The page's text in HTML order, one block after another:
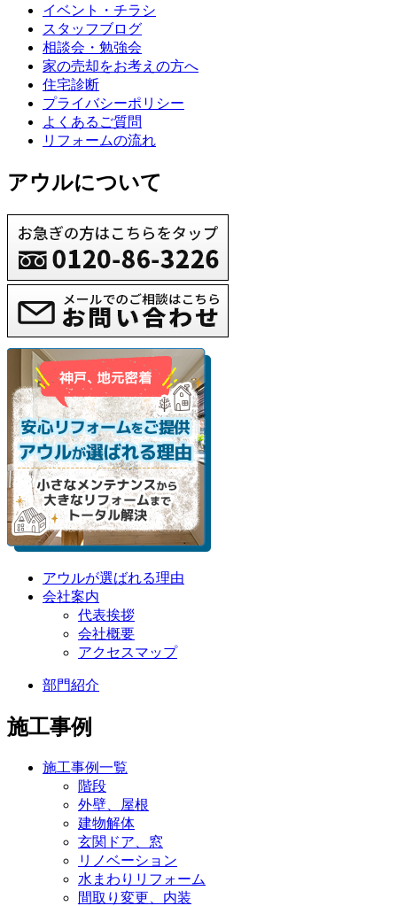
イベント・チラシ
スタッフブログ
相談会・勉強会
家の売却をお考えの方へ
住宅診断
プライバシーポリシー
よくあるご質問
リフォームの流れ
アウルについて
アウルが選ばれる理由
会社案内
代表挨拶
会社概要
アクセスマップ
部門紹介
施工事例
施工事例一覧
階段
外壁、屋根
建物解体
玄関ドア、窓
リノベーション
水まわりリフォーム
間取り変更、内装